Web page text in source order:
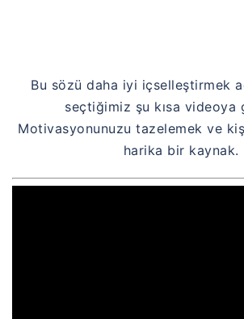
Bu sözü daha iyi içselleştirmek
seçtiğimiz şu kısa videoya
Motivasyonunuzu tazelemek ve
harika bir kaynak.